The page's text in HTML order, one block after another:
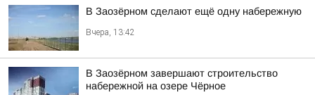
В Заозёрном сделают ещё одну набережную
Вчера, 13:42
В Заозёрном завершают строительство
набережной на озере Чёрное